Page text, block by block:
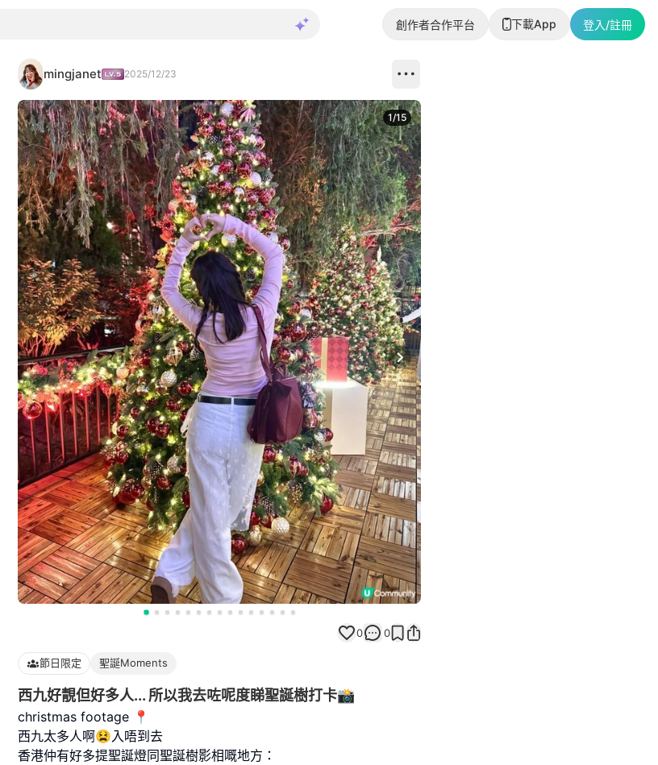
創作者合作平台 下載App 登入/註冊
mingjanet 2025/12/23
Next slide
1/15
0 0
節日限定 聖誕Moments
西九好靚但好多人... 所以我去咗呢度睇聖誕樹打卡📸
christmas footage 📍
西九太多人啊😫入唔到去
香港仲有好多提聖誕燈同聖誕樹影相嘅地方：